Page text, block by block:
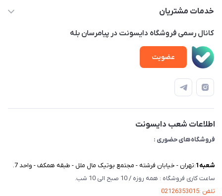
پلاک 23 – طبقه 3
خانه
ویدئو‌های آموزشی
دفترچه راهنمای محصولات
درباره ما
تماس با ما
خدمات مشتریان
امور مشتریان
حساب کاربری
قوانین و مقررات
کانال رسمی فروشگاه دایسونت در پیامرسان بله
عضویت
اطلاعات شعب دایسونت
فروشگاه‌های حضوری :
شعبه‌1 :تهران - خیابان فرشته - مجتمع بوتیک مال ملل - طبقه همکف - واحد 7.
ساعت کاری فروشگاه : همه روزه / 10 صبح الی 10 شب.
تلفن :02126353015